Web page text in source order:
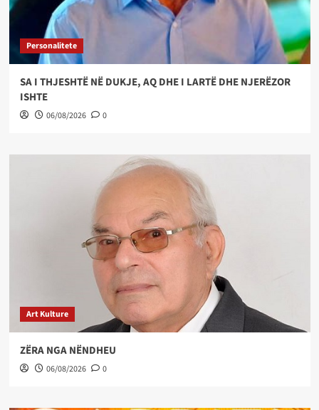
Personalitete
SA I THJESHTË NË DUKJE, AQ DHE I LARTË DHE NJERËZOR
ISHTE
06/08/2026 0
Art Kulture
ZËRA NGA NËNDHEU
06/08/2026 0